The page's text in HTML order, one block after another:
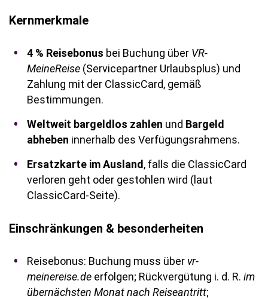
Kernmerkmale
4 % Reisebonus bei Buchung über VR-
MeineReise (Servicepartner Urlaubsplus) und
Zahlung mit der ClassicCard, gemäß
Bestimmungen.
Weltweit bargeldlos zahlen und Bargeld
abheben innerhalb des Verfügungsrahmens.
Ersatzkarte im Ausland , falls die ClassicCard
verloren geht oder gestohlen wird (laut
ClassicCard-Seite).
Einschränkungen & besonderheiten
Reisebonus: Buchung muss über vr-
meinereise.de erfolgen; Rückvergütung i. d. R. im
übernächsten Monat nach Reiseantritt;